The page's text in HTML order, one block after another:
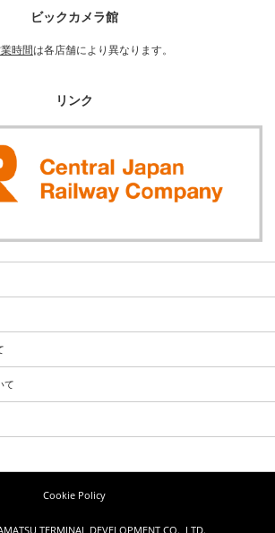
ビックカメラ館
時間は各店舗により異なります。
リンク
て
Cookie Policy